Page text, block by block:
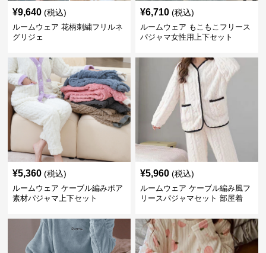
¥9,640 (税込)
ルームウェア 花柄刺繍フリルネ
グリジェ
¥6,710 (税込)
ルームウェア もこもこフリース
パジャマ女性用上下セット
¥5,360 (税込)
ルームウェア ケーブル編みボア
素材パジャマ上下セット
¥5,960 (税込)
ルームウェア ケーブル編み風フ
リースパジャマセット 部屋着